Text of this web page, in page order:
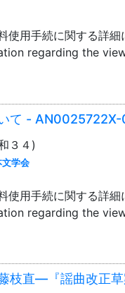
使用手続に関する詳細
regarding the
て - AN0025722X-
３４)
文学会
使用手続に関する詳細
regarding the
枝直―『謡曲改正